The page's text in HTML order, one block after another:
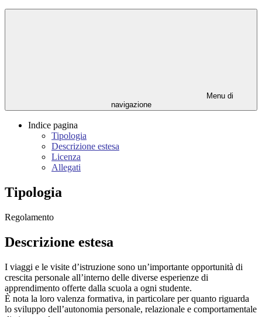
Menu di
navigazione
Indice pagina
Tipologia
Descrizione estesa
Licenza
Allegati
Tipologia
Regolamento
Descrizione estesa
I viaggi e le visite d’istruzione sono un’importante opportunità di
crescita personale all’interno delle diverse esperienze di
apprendimento offerte dalla scuola a ogni studente.
È nota la loro valenza formativa, in particolare per quanto riguarda
lo sviluppo dell’autonomia personale, relazionale e comportamentale